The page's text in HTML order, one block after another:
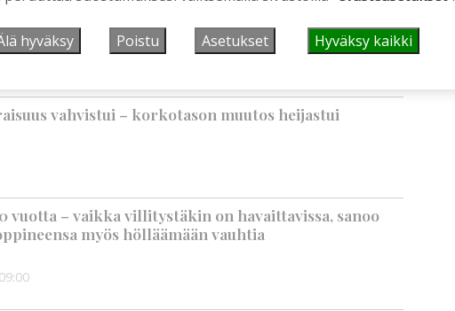
vahvistui – korkotason muutos heijastui
vuotta – vaikka villitystäkin on havaittavissa, sanoo
myös hölläämään vauhtia
09:00
hyväksy Poistu Asetukset Hyväksy kaikki